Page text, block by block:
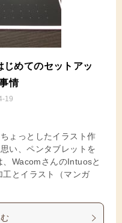
めてのセットアッ
情
19
ょっとしたイラスト作
い、ペンタブレットを
WacomさんのIntuosと
とイラスト（マンガ